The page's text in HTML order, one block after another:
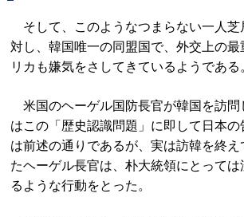
そして、このようなつまらない一人芝
対し、韓国唯一の同盟国で、外交上の最
リカも嫌気をさしてきているようである
米国のヘーゲル国防長官が韓国を訪問
はこの「歴史認識問題」に即して日本の
は前述の通りであるが、実は訪韓を終
たヘーゲル長官は、朴大統領にとって
るような行動をとった。